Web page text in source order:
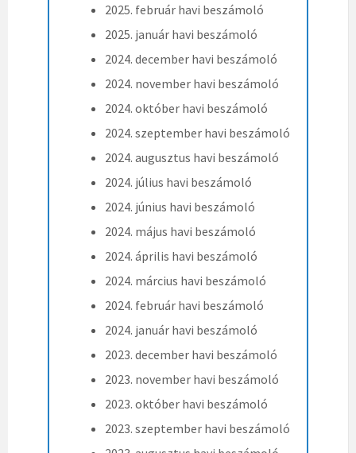
2025. február havi beszámoló
2025. január havi beszámoló
2024. december havi beszámoló
2024. november havi beszámoló
2024. október havi beszámoló
2024. szeptember havi beszámoló
2024. augusztus havi beszámoló
2024. július havi beszámoló
2024. június havi beszámoló
2024. május havi beszámoló
2024. április havi beszámoló
2024. március havi beszámoló
2024. február havi beszámoló
2024. január havi beszámoló
2023. december havi beszámoló
2023. november havi beszámoló
2023. október havi beszámoló
2023. szeptember havi beszámoló